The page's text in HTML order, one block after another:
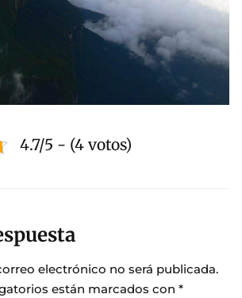
4.7/5 - (4 votos)
electrónico no será publicada.
están marcados con *